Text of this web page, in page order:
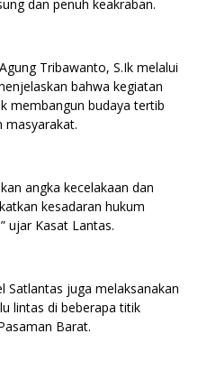
dan penuh keakraban.
Tribawanto, S.Ik melalui
bahwa kegiatan
membangun budaya tertib
masyarakat.
angka kecelakaan dan
kesadaran hukum
ujar Kasat Lantas.
Satlantas juga melaksanakan
lintas di beberapa titik
Barat.